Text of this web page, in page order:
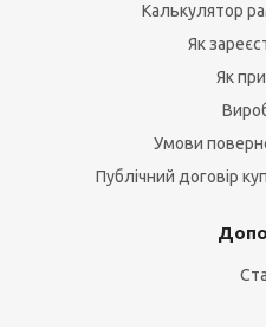
Калькулятор
Як
Як
Умови
Публічний договір